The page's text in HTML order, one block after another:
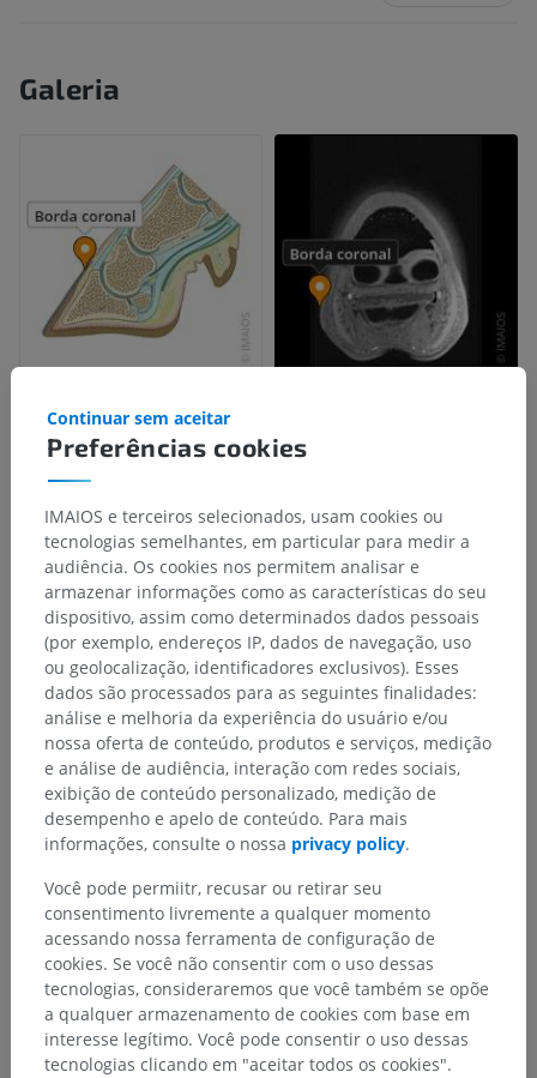
Galeria
Hierarquia anatômica
Anatomia veterinária
Tegumento comum> Garra, casco> Parede
Parede córnea [Lâmina]> Borda coronal
Estruturas subjacentes:Não há nenhuma estrutura
subjacente para esta parte anatômica
Anatomia comparativa em humanos
Preferências cookies
Continuar sem aceitar
IMAIOS e terceiros selecionados, usam cookies ou
tecnologias semelhantes, em particular para medir a
audiência. Os cookies nos permitem analisar e
armazenar informações como as características do seu
dispositivo, assim como determinados dados pessoais
(por exemplo, endereços IP, dados de navegação, uso
ou geolocalização, identificadores exclusivos). Esses
dados são processados para as seguintes finalidades:
análise e melhoria da experiência do usuário e/ou
nossa oferta de conteúdo, produtos e serviços, medição
e análise de audiência, interação com redes sociais,
exibição de conteúdo personalizado, medição de
desempenho e apelo de conteúdo. Para mais
informações, consulte o nossa privacy policy.
Você pode permiitr, recusar ou retirar seu
consentimento livremente a qualquer momento
acessando nossa ferramenta de configuração de
cookies. Se você não consentir com o uso dessas
tecnologias, consideraremos que você também se opõe
a qualquer armazenamento de cookies com base em
interesse legítimo. Você pode consentir o uso dessas
tecnologias clicando em "aceitar todos os cookies".